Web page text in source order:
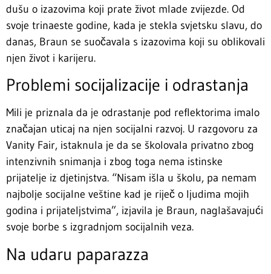
dušu o izazovima koji prate život mlade zvijezde. Od
svoje trinaeste godine, kada je stekla svjetsku slavu, do
danas, Braun se suočavala s izazovima koji su oblikovali
njen život i karijeru.
Problemi socijalizacije i odrastanja
Mili je priznala da je odrastanje pod reflektorima imalo
značajan uticaj na njen socijalni razvoj. U razgovoru za
Vanity Fair, istaknula je da se školovala privatno zbog
intenzivnih snimanja i zbog toga nema istinske
prijatelje iz djetinjstva. “Nisam išla u školu, pa nemam
najbolje socijalne veštine kad je riječ o ljudima mojih
godina i prijateljstvima”, izjavila je Braun, naglašavajući
svoje borbe s izgradnjom socijalnih veza.
Na udaru paparazza